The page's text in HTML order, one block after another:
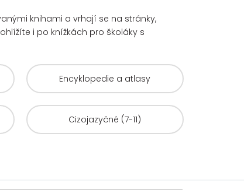
knihami a vrhají se na stránky,
i po knížkách pro školáky s
Encyklopedie a atlasy
Cizojazyčné (7-11)